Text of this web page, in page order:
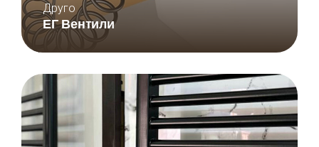
Друго
ЕГ Вентили